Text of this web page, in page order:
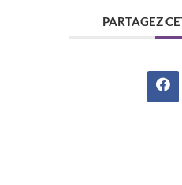
PARTAGEZ